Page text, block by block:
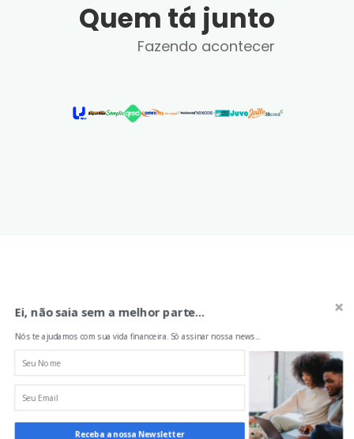
Quem tá junto
Fazendo acontecer
Aprenda sobre finanças
Nós te ajudamos com sua vida financeira. Só
assinar nossa news...
Ei, não saia sem a melhor parte...
Nós te ajudamos com sua vida financeira. Só assinar nossa news...
Receba a nossa Newsletter